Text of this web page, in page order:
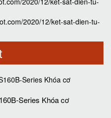
2020/12/ket-sat-dien-tu-
Series Khóa cơ